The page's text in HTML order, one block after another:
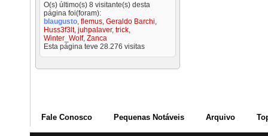
O(s) último(s) 8 visitante(s) desta
página foi(foram):
blaugusto, flemus, Geraldo Barchi,
Huss3f3lt, juhpalaver, trick,
Winter_Wolf, Zanca
Esta página teve 28.276 visitas
Fale Conosco Pequenas Notáveis Arquivo